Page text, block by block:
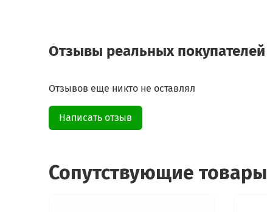
Отзывы реальных покупателей
Отзывов еще никто не оставлял
Написать отзыв
Сопутствующие товары